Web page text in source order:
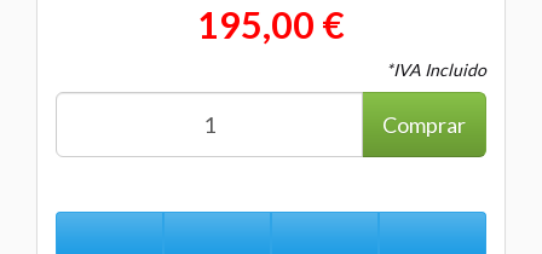
195,00 €
*IVA Incluido
Comprar